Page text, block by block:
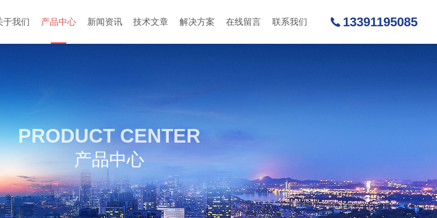
于我们 产品中心 新闻资讯 技术文章 解决方案 在线留言 联系我们 13391195085
PRODUCT CENTER
产品中心